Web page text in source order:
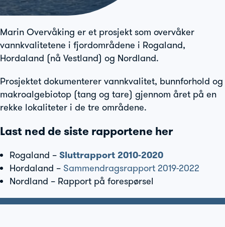
Marin Overvåking er et prosjekt som overvåker
vannkvalitetene i fjordområdene i Rogaland,
Hordaland (nå Vestland) og Nordland.
Prosjektet dokumenterer vannkvalitet, bunnforhold og
makroalgebiotop (tang og tare) gjennom året på en
rekke lokaliteter i de tre områdene.
Last ned de siste rapportene her
Rogaland – Sluttrapport 2010-2020
Hordaland – Sammendragsrapport 2019-2022
Nordland – Rapport på forespørsel